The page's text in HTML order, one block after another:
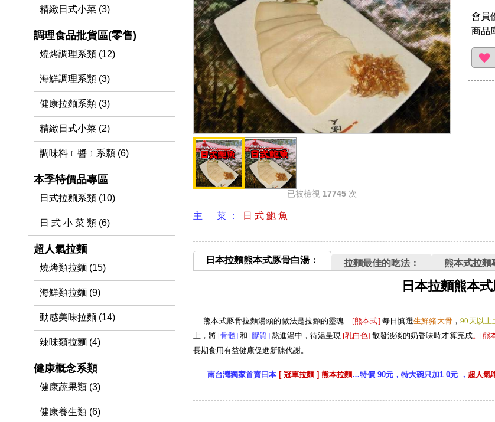
已被檢視 17745 次
會員
商品
主 菜 ： 日 式 鮑 魚
日本拉麵熊本式豚骨白湯： 拉麵最佳的吃法： 熊本式拉麵
日本拉麵熊本
熊本式豚骨拉麵湯頭的做法是拉麵的靈魂 …[熊本式]每日慎選生鮮豬大骨 ，90天以上
上，將 [骨髓] 和 [膠質]熬進湯中，待湯呈現 [乳白色] 散發淡淡的奶香味時才算完成。[熊
長期食用有益健康促進新陳代謝。
南台灣獨家首賣曰本 [ 冠軍拉麵 ] 熊本拉麵…特價 90元，特大碗只加1 0元 ， 超人氣
精緻日式小菜 (3)
調理食品批貨區(零售)
燒烤調理系類 (12)
海鮮調理系類 (3)
健康拉麵系類 (3)
精緻日式小菜 (2)
調味料﹝醬﹞系纇 (6)
本季特價品專區
日式拉麵系類 (10)
日 式 小 菜 類 (6)
超人氣拉麵
燒烤類拉麵 (15)
海鮮類拉麵 (9)
動感美味拉麵 (14)
辣味類拉麵 (4)
健康概念系類
健康蔬果類 (3)
健康養生類 (6)